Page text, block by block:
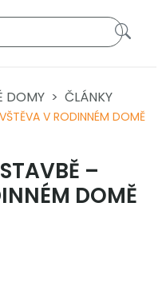
DOMY ČLÁNKY
V RODINNÉM DOMĚ
–
DOMĚ